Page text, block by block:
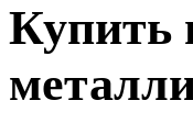
Купить